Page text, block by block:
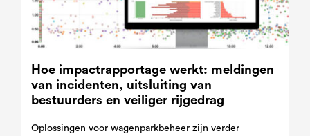
Hoe impactrapportage werkt: meldingen
van incidenten, uitsluiting van
bestuurders en veiliger rijgedrag
Oplossingen voor wagenparkbeheer zijn verder